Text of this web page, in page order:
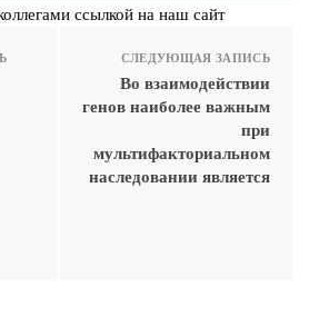
ссылкой на наш сайт
СЛЕДУЮЩАЯ ЗАПИСЬ
Во взаимодействии
генов наиболее важным
при
мультифакториальном
наследовании является